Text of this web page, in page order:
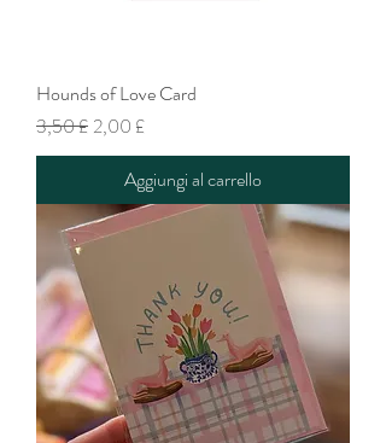
Hounds of Love Card
Prezzo regolare
3,50 £ Prezzo scontato
2,00 £
Aggiungi al carrello